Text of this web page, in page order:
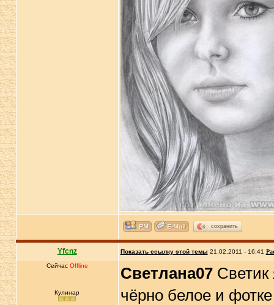
сохранить
Yfcnz Показать ссылку этой темы 21.02.2011 - 16:41
Сейчас Offline
Кулинар
Светлана07Светик
чёрно белое и